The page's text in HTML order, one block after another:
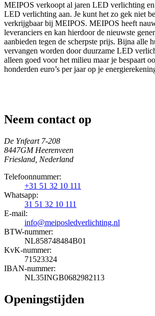
MEIPOS verkoopt al jaren LED verlichting
LED verlichting aan. Je kunt het zo gek niet
verkrijgbaar bij MEIPOS. MEIPOS heeft
leveranciers en kan hierdoor de nieuwste
aanbieden tegen de scherpste prijs. Bijna alle
vervangen worden door duurzame LED
alleen goed voor het milieu maar je bespaart
honderden euro’s per jaar op je
Neem contact op
De Ynfeart 7-208
8447GM Heerenveen
Friesland, Nederland
Telefoonnummer:
+31 51 32 10 111
Whatsapp:
31 51 32 10 111
E-mail:
info@meiposledverlichting.nl
BTW-nummer:
NL858748484B01
KvK-nummer:
71523324
IBAN-nummer:
NL35INGB0682982113
Openingstijden